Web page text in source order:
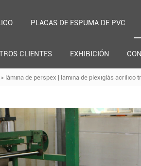
PLACAS DE ESPUMA DE PVC
CLIENTES EXHIBICIÓN
lámina de perspex | lámina de plexiglás acrílico